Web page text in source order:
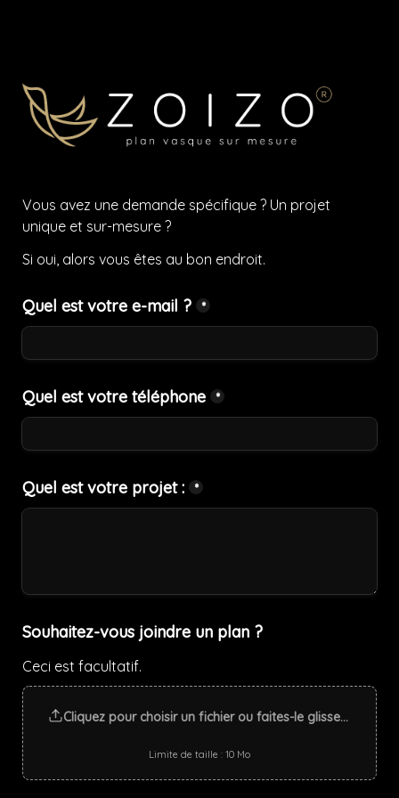
Vous avez une demande spécifique ? Un projet
unique et sur-mesure ?
Si oui, alors vous êtes au bon endroit.
Quel est votre e-mail ? *
Quel est votre téléphone *
Quel est votre projet : *
Souhaitez-vous joindre un plan ?
Ceci est facultatif.
Cliquez pour choisir un fichier ou faites-le glisser ici
Limite de taille : 10 Mo